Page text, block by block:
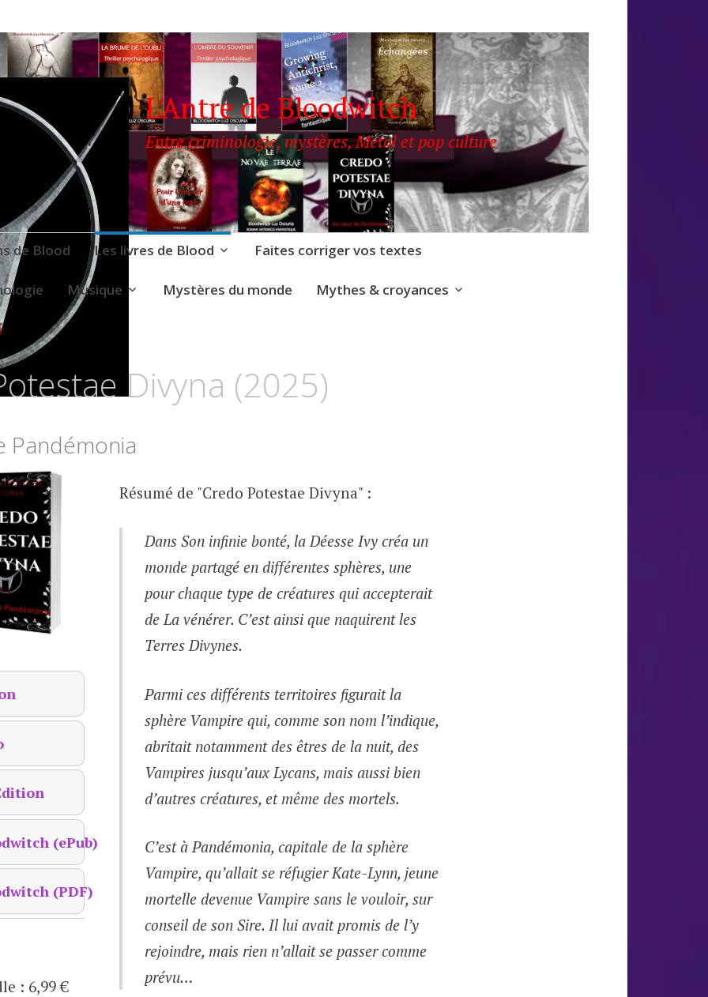
L'Antre de Bloodwitch
Entre criminologie, mystères, Metal et pop culture
de Blood Les livres de Blood Faites corriger vos textes
Musique Mystères du monde Mythes & croyances
Divyna (2025)
(ePub)
(PDF)
: 6,99 €
Résumé de "Credo Potestae Divyna" :
Dans Son infinie bonté, la Déesse Ivy créa un
monde partagé en différentes sphères, une
pour chaque type de créatures qui accepterait
de La vénérer. C’est ainsi que naquirent les
Terres Divynes.
Parmi ces différents territoires figurait la
sphère Vampire qui, comme son nom l’indique,
abritait notamment des êtres de la nuit, des
Vampires jusqu’aux Lycans, mais aussi bien
d’autres créatures, et même des mortels.
C’est à Pandémonia, capitale de la sphère
Vampire, qu’allait se réfugier Kate-Lynn, jeune
mortelle devenue Vampire sans le vouloir, sur
conseil de son Sire. Il lui avait promis de l’y
rejoindre, mais rien n’allait se passer comme
prévu…